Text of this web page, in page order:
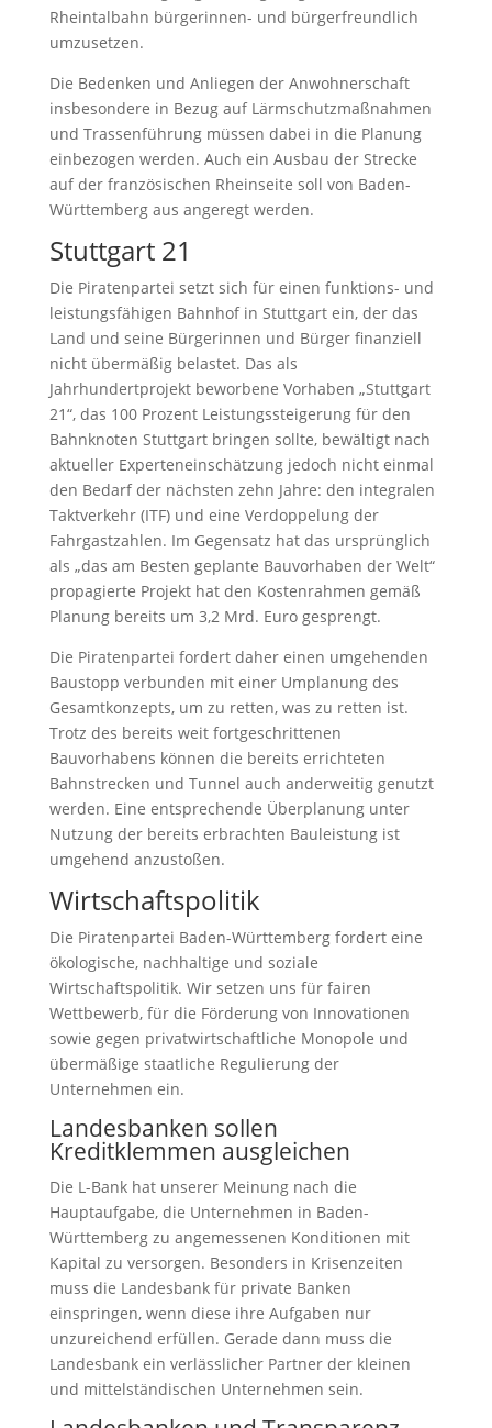
Rheintalbahn bürgerinnen- und bürgerfreundlich
umzusetzen.
Die Bedenken und Anliegen der Anwohnerschaft
insbesondere in Bezug auf Lärmschutzmaßnahmen
und Trassenführung müssen dabei in die Planung
einbezogen werden. Auch ein Ausbau der Strecke
auf der französischen Rheinseite soll von Baden-
Württemberg aus angeregt werden.
Stuttgart 21
Die Piratenpartei setzt sich für einen funktions- und
leistungsfähigen Bahnhof in Stuttgart ein, der das
Land und seine Bürgerinnen und Bürger finanziell
nicht übermäßig belastet. Das als
Jahrhundertprojekt beworbene Vorhaben „Stuttgart
21“, das 100 Prozent Leistungssteigerung für den
Bahnknoten Stuttgart bringen sollte, bewältigt nach
aktueller Experteneinschätzung jedoch nicht einmal
den Bedarf der nächsten zehn Jahre: den integralen
Taktverkehr (ITF) und eine Verdoppelung der
Fahrgastzahlen. Im Gegensatz hat das ursprünglich
als „das am Besten geplante Bauvorhaben der Welt“
propagierte Projekt hat den Kostenrahmen gemäß
Planung bereits um 3,2 Mrd. Euro gesprengt.
Die Piratenpartei fordert daher einen umgehenden
Baustopp verbunden mit einer Umplanung des
Gesamtkonzepts, um zu retten, was zu retten ist.
Trotz des bereits weit fortgeschrittenen
Bauvorhabens können die bereits errichteten
Bahnstrecken und Tunnel auch anderweitig genutzt
werden. Eine entsprechende Überplanung unter
Nutzung der bereits erbrachten Bauleistung ist
umgehend anzustoßen.
Wirtschaftspolitik
Die Piratenpartei Baden-Württemberg fordert eine
ökologische, nachhaltige und soziale
Wirtschaftspolitik. Wir setzen uns für fairen
Wettbewerb, für die Förderung von Innovationen
sowie gegen privatwirtschaftliche Monopole und
übermäßige staatliche Regulierung der
Unternehmen ein.
Landesbanken sollen
Kreditklemmen ausgleichen
Die L-Bank hat unserer Meinung nach die
Hauptaufgabe, die Unternehmen in Baden-
Württemberg zu angemessenen Konditionen mit
Kapital zu versorgen. Besonders in Krisenzeiten
muss die Landesbank für private Banken
einspringen, wenn diese ihre Aufgaben nur
unzureichend erfüllen. Gerade dann muss die
Landesbank ein verlässlicher Partner der kleinen
und mittelständischen Unternehmen sein.